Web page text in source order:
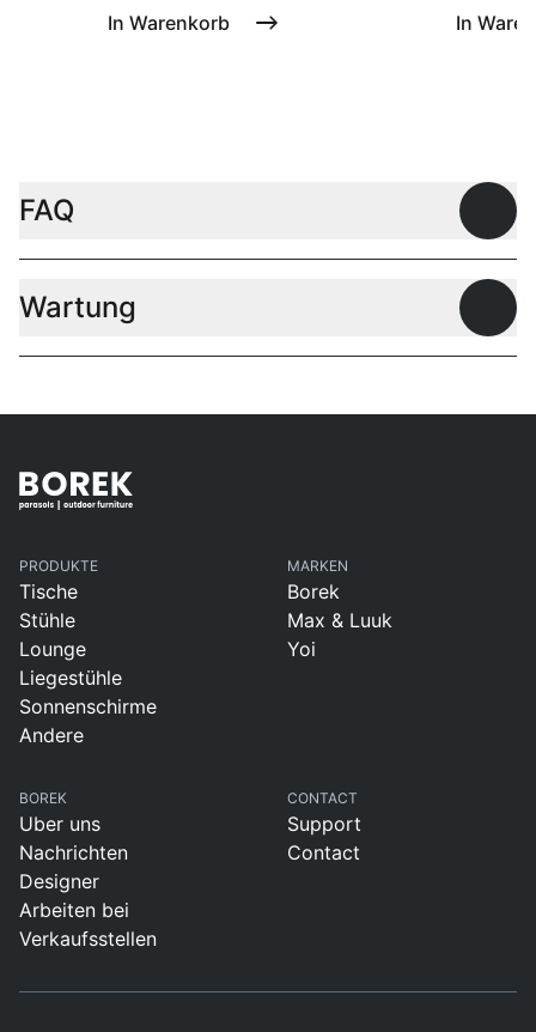
In Warenkorb In
FAQ
Wartung
PRODUKTE
Tische
Stühle
Lounge
Liegestühle
Sonnenschirme
Andere
MARKEN
Borek
Max & Luuk
Yoi
BOREK
Uber uns
Nachrichten
Designer
Arbeiten bei
Verkaufsstellen
CONTACT
Support
Contact